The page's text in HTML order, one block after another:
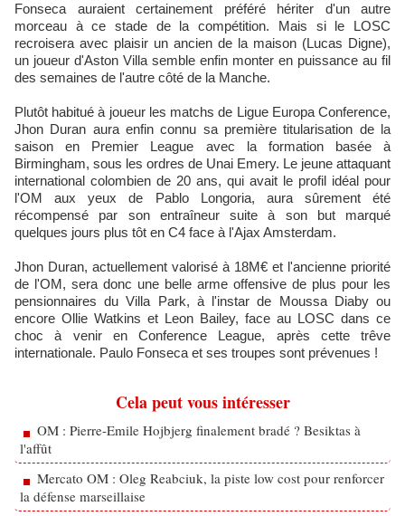
Fonseca auraient certainement préféré hériter d'un autre
morceau à ce stade de la compétition. Mais si le LOSC
recroisera avec plaisir un ancien de la maison (Lucas Digne),
un joueur d'Aston Villa semble enfin monter en puissance au fil
des semaines de l'autre côté de la Manche.
Plutôt habitué à joueur les matchs de Ligue Europa Conference,
Jhon Duran aura enfin connu sa première titularisation de la
saison en Premier League avec la formation basée à
Birmingham, sous les ordres de Unai Emery. Le jeune attaquant
international colombien de 20 ans, qui avait le profil idéal pour
l'OM aux yeux de Pablo Longoria, aura sûrement été
récompensé par son entraîneur suite à son but marqué
quelques jours plus tôt en C4 face à l'Ajax Amsterdam.
Jhon Duran, actuellement valorisé à 18M€ et l'ancienne priorité
de l'OM, sera donc une belle arme offensive de plus pour les
pensionnaires du Villa Park, à l'instar de Moussa Diaby ou
encore Ollie Watkins et Leon Bailey, face au LOSC dans ce
choc à venir en Conference League, après cette trêve
internationale. Paulo Fonseca et ses troupes sont prévenues !
Cela peut vous intéresser
OM : Pierre-Emile Hojbjerg finalement bradé ? Besiktas à
l'affût
Mercato OM : Oleg Reabciuk, la piste low cost pour renforcer
la défense marseillaise